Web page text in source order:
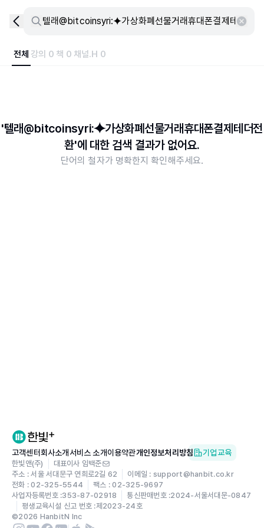
전체 강의 0 책 0 채널.H 0
'텔래@bitcoinsyri:⯌가상화폐선물거래휴대폰결제테더전
환'에 대한 검색 결과가 없어요.
단어의 철자가 명확한지 확인해주세요.
고객센터회사소개서비스 소개이용약관개인정보처리방침 기업교육
한빛앤(주)
대표이사 임백준
주소 : 서울 서대문구 연희로2길 62
이메일 : support@hanbit.co.kr
전화 : 02-325-5544
팩스 : 02-325-9697
사업자등록번호 :353-87-02918 통신판매번호 :2024-서울서대문-0847
평생교육시설 신고 번호 :제2023-24호
©2026 HanbitN Inc